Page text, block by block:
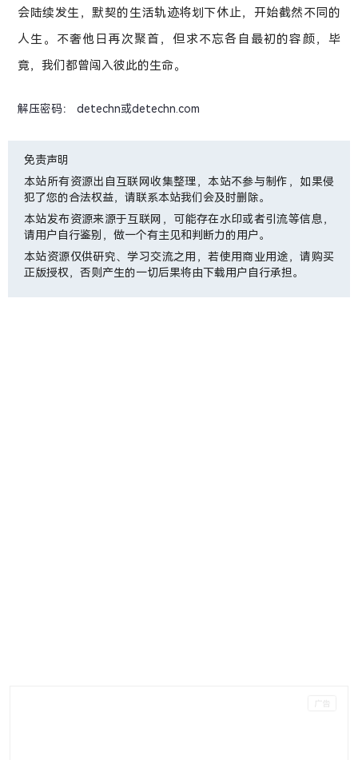
会陆续发生，默契的生活轨迹将划下休止，开始截然不同的
人生。不奢他日再次聚首，但求不忘各自最初的容颜，毕
竟，我们都曾闯入彼此的生命。
解压密码： detechn或detechn.com
免责声明
本站所有资源出自互联网收集整理，本站不参与制作，如果侵
犯了您的合法权益，请联系本站我们会及时删除。
本站发布资源来源于互联网，可能存在水印或者引流等信息，
请用户自行鉴别，做一个有主见和判断力的用户。
本站资源仅供研究、学习交流之用，若使用商业用途，请购买
正版授权，否则产生的一切后果将由下载用户自行承担。